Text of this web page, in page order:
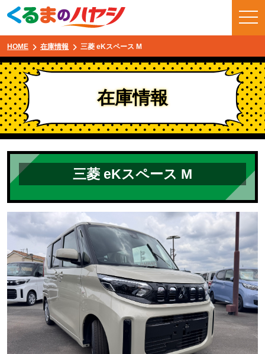
HOME 在庫情報 三菱 eKスペース M
在庫情報
三菱 eKスペース M